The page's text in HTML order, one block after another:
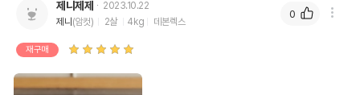
제니제제
2023.10.22
제니 (암컷) 2살 4kg 데본렉스
재구매
0